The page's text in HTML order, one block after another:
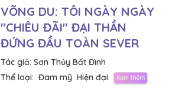
VÕNG DU: TÔI NGÀY NGÀY
"CHIÊU ĐÃI" ĐẠI THẦN
ĐỨNG ĐẦU TOÀN SEVER
Tác giả: Sơn Thủy Bất Đình
Thể loại: Đam mỹ Hiện đại